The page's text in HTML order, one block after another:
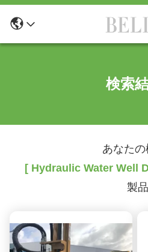
検索
あなたの
[ Hydraulic Water Well
製品